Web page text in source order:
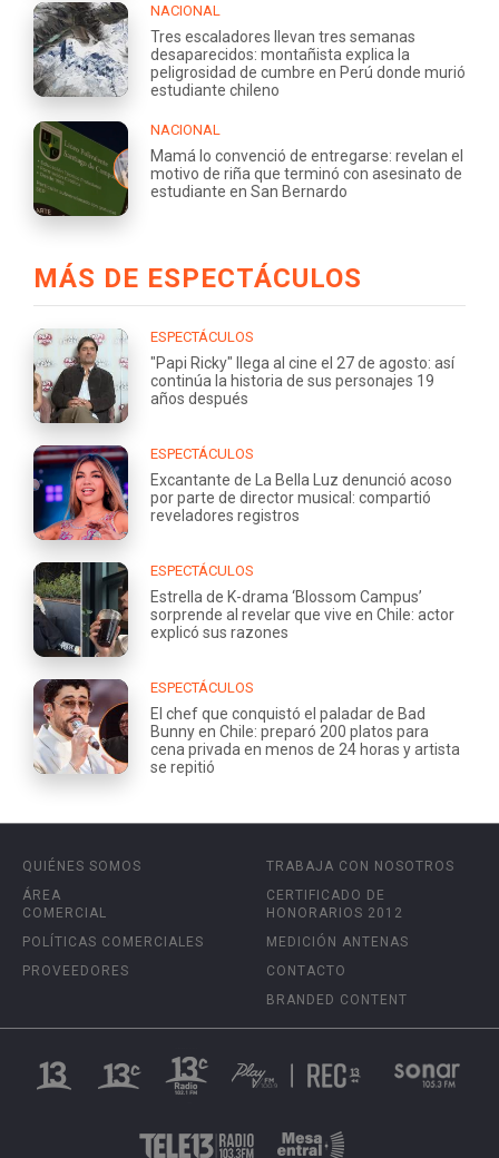
NACIONAL
Tres escaladores llevan tres semanas
desaparecidos: montañista explica la
peligrosidad de cumbre en Perú donde murió
estudiante chileno
NACIONAL
Mamá lo convenció de entregarse: revelan el
motivo de riña que terminó con asesinato de
estudiante en San Bernardo
MÁS DE ESPECTÁCULOS
ESPECTÁCULOS
"Papi Ricky" llega al cine el 27 de agosto: así
continúa la historia de sus personajes 19
años después
ESPECTÁCULOS
Excantante de La Bella Luz denunció acoso
por parte de director musical: compartió
reveladores registros
ESPECTÁCULOS
Estrella de K-drama ‘Blossom Campus’
sorprende al revelar que vive en Chile: actor
explicó sus razones
ESPECTÁCULOS
El chef que conquistó el paladar de Bad
Bunny en Chile: preparó 200 platos para
cena privada en menos de 24 horas y artista
se repitió
QUIÉNES SOMOS
ÁREA
COMERCIAL
POLÍTICAS COMERCIALES
PROVEEDORES
TRABAJA CON NOSOTROS
CERTIFICADO DE
HONORARIOS 2012
MEDICIÓN ANTENAS
CONTACTO
BRANDED CONTENT